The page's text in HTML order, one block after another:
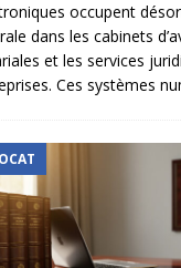
occupent
dans les cabinets
et les services
Ces systèmes